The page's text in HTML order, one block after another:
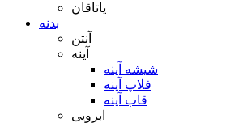
یاتاقان
بدنه
آنتن
آینه
شیشه آینه
فلاپ آینه
قاب آینه
ابرویی